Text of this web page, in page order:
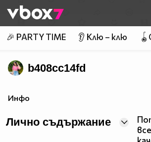
👾
🎉 PARTY TIME 👂 Клю – клю
b408cc14fd
Инфо
Лично съдържание